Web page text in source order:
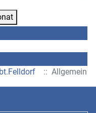
:: Allgemein